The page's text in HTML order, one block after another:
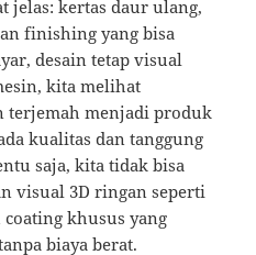
jelas: kertas daur ulang,
finishing yang bisa
desain tetap visual
kita melihat
terjemah menjadi produk
kualitas dan tanggung
saja, kita tidak bisa
visual 3D ringan seperti
khusus yang
biaya berat.